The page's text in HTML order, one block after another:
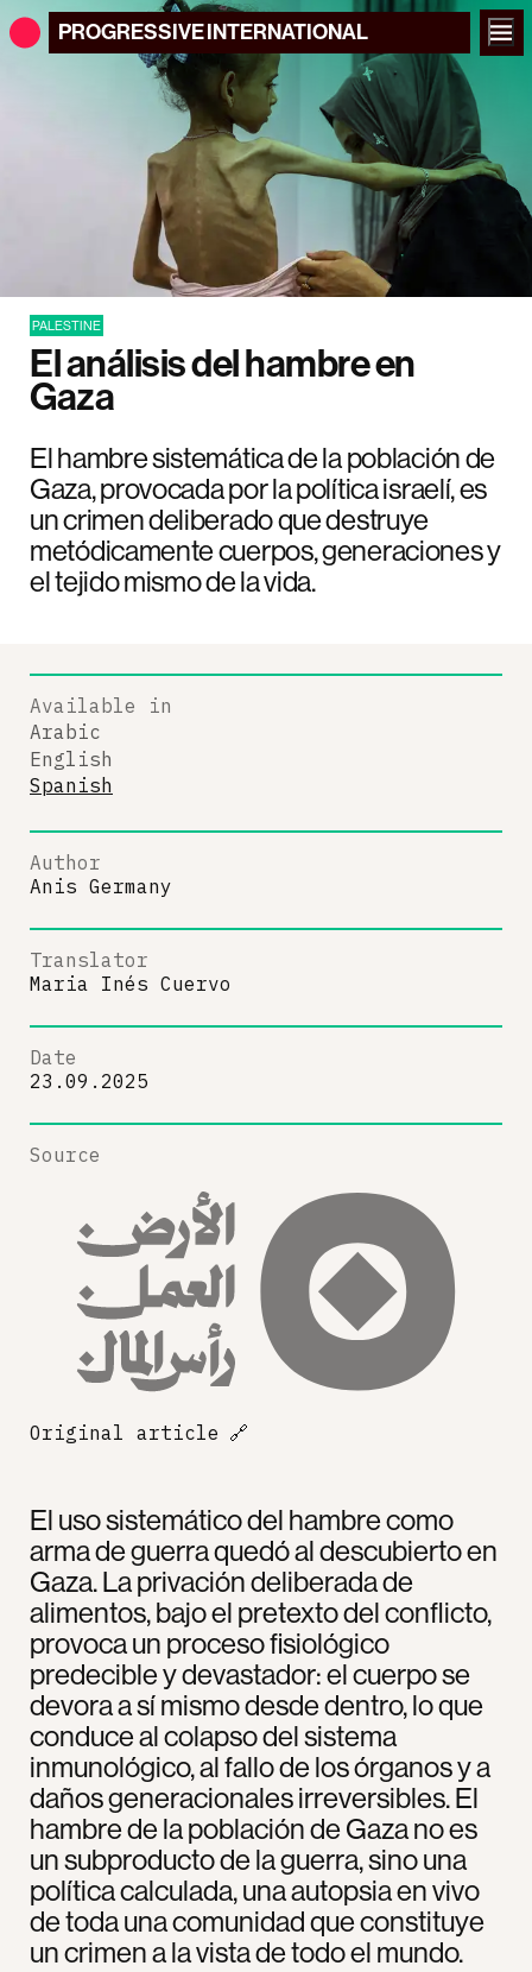
PROGRESSIVEINTERNATIONAL
PALESTINE
El análisis del hambre en
Gaza
El hambre sistemática de la población de
Gaza, provocada por la política israelí, es
un crimen deliberado que destruye
metódicamente cuerpos, generaciones y
el tejido mismo de la vida.
El uso sistemático del hambre como
arma de guerra quedó al descubierto en
Gaza. La privación deliberada de
alimentos, bajo el pretexto del conflicto,
provoca un proceso fisiológico
predecible y devastador: el cuerpo se
devora a sí mismo desde dentro, lo que
conduce al colapso del sistema
inmunológico, al fallo de los órganos y a
daños generacionales irreversibles. El
hambre de la población de Gaza no es
un subproducto de la guerra, sino una
política calculada, una autopsia en vivo
de toda una comunidad que constituye
un crimen a la vista de todo el mundo.
Available in
Arabic
English
Spanish
Author
Anis Germany
Translator
Maria Inés Cuervo
Date
23.09.2025
Source
Original article 🔗